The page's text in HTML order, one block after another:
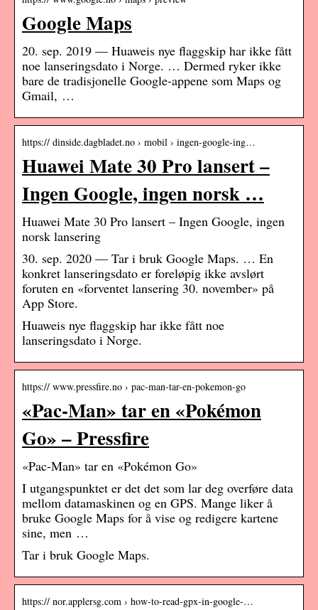
Google Maps
20. sep. 2019 — Huaweis nye flaggskip har ikke fått
noe lanseringsdato i Norge. … Dermed ryker ikke
bare de tradisjonelle Google-appene som Maps og
Gmail, …
https:// dinside.dagbladet.no › mobil › ingen-google-ing…
Huawei Mate 30 Pro lansert –
Ingen Google, ingen norsk …
Huawei Mate 30 Pro lansert – Ingen Google, ingen
norsk lansering
30. sep. 2020 — Tar i bruk Google Maps. … En
konkret lanseringsdato er foreløpig ikke avslørt
foruten en «forventet lansering 30. november» på
App Store.
Huaweis nye flaggskip har ikke fått noe
lanseringsdato i Norge.
https:// www.pressfire.no › pac-man-tar-en-pokemon-go
«Pac-Man» tar en «Pokémon
Go» – Pressfire
«Pac-Man» tar en «Pokémon Go»
I utgangspunktet er det det som lar deg overføre data
mellom datamaskinen og en GPS. Mange liker å
bruke Google Maps for å vise og redigere kartene
sine, men …
Tar i bruk Google Maps.
https:// nor.applersg.com › how-to-read-gpx-in-google-…